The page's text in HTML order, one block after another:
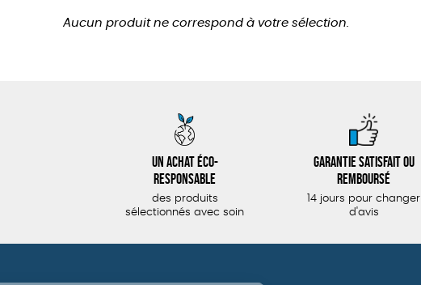
Aucun produit ne correspond à votre sélection.
Un achat éco-
responsable
des produits
sélectionnés avec soin
Garantie satisfait ou
remboursé
14 jours pour changer
d'avis